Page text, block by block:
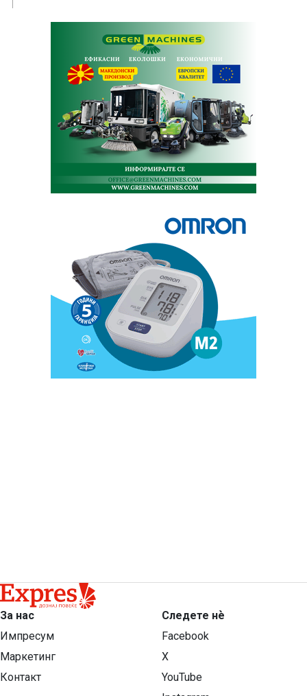
За нас
Импресум
Маркетинг
Контакт
Следете нѐ
Facebook
X
YouTube